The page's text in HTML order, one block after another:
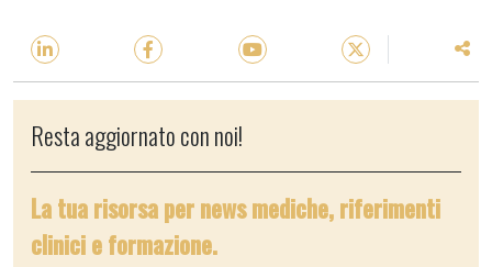
Resta aggiornato con noi!
La tua risorsa per news mediche, riferimenti
clinici e formazione.